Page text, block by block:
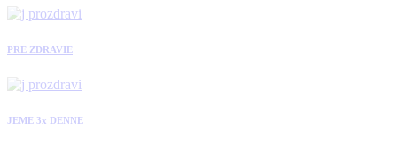
PRE ZDRAVIE
JEME 3x DENNE